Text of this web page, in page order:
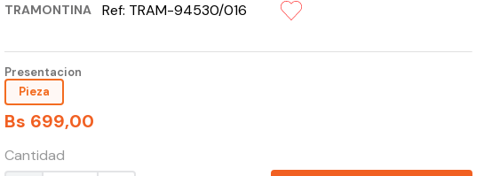
TRAMONTINA Ref: TRAM-94530/016
Presentacion
Pieza
Bs 699,00
Cantidad